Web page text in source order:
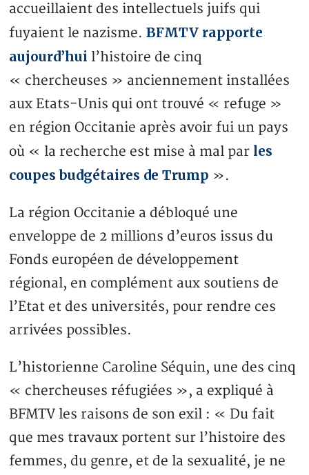
accueillaient des intellectuels juifs qui
fuyaient le nazisme.BFMTV rapporte
aujourd’hui l’histoire de cinq
« chercheuses » anciennement installées
aux Etats-Unis qui ont trouvé « refuge »
en région Occitanie après avoir fui un pays
où « la recherche est mise à mal par les
coupes budgétaires de Trump ».
La région Occitanie a débloqué une
enveloppe de 2 millions d’euros issus du
Fonds européen de développement
régional, en complément aux soutiens de
l’Etat et des universités, pour rendre ces
arrivées possibles.
L’historienne Caroline Séquin, une des cinq
« chercheuses réfugiées », a expliqué à
BFMTV les raisons de son exil : « Du fait
que mes travaux portent sur l’histoire des
femmes, du genre, et de la sexualité, je ne